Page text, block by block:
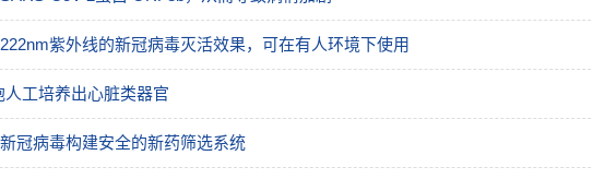
紫外线的新冠病毒灭活效果，可在有人环境下使用
工培养出心脏类器官
冠病毒构建安全的新药筛选系统